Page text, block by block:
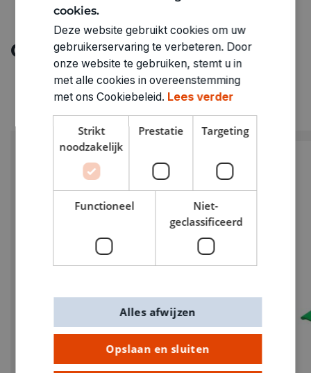
Ontdek meer
cookies.
Deze website gebruikt cookies om uw
gebruikerservaring te verbeteren. Door
onze website te gebruiken, stemt u in
met alle cookies in overeenstemming
met ons Cookiebeleid. Lees verder
Strikt
noodzakelijk
Prestatie Targeting
Functioneel
Niet-
geclassificeerd
Opslaan en sluiten
Alles afwijzen